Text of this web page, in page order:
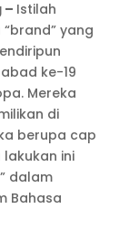
– Istilah
yang
ke-19
Mereka
di
berupa cap
ini
dalam
Bahasa